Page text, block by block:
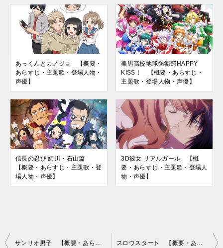
あっくんとカノジョ 【概要・
あらすじ・主題歌・登場人物・
声優】
美男高校地球防衛部HAPPY
KISS！ 【概要・あらすじ・
主題歌・登場人物・声優】
信長の忍び 姉川・石山篇
【概要・あらすじ・主題歌・登
場人物・声優】
3D彼女 リアルガール 【概
要・あらすじ・主題歌・登場人
物・声優】
投